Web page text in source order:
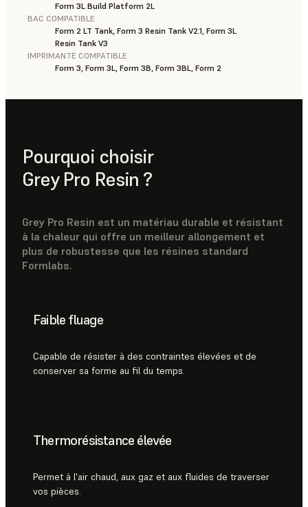
Form 3L Build Platform 2L
BAC COMPATIBLE
Form 2 LT Tank, Form 3 Resin Tank V2.1, Form 3L
Resin Tank V3
IMPRIMANTE COMPATIBLE
Form 3, Form 3L, Form 3B, Form 3BL, Form 2
Pourquoi choisir
Grey Pro Resin ?
Grey Pro Resin est un matériau durable et résistant
à la chaleur qui offre un meilleur allongement et
plus de robustesse que les résines standard
Formlabs.
Faible fluage
Capable de résister à des contraintes élevées et de
conserver sa forme au fil du temps.
Thermorésistance élevée
Permet à l'air chaud, aux gaz et aux fluides de traverser
vos pièces.